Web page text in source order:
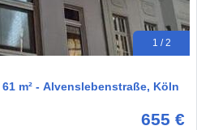
1 / 2
m² - Alvenslebenstraße, Köln
655 €